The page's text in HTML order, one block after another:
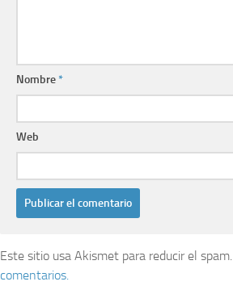
Nombre*
Web
Este sitio usa Akismet para reducir el spam.
comentarios.